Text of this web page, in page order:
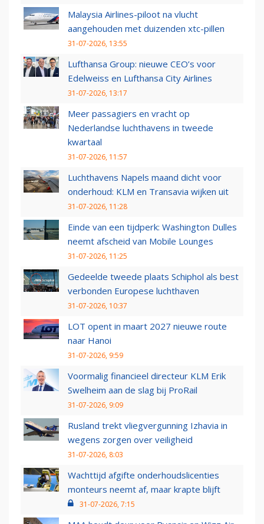
Malaysia Airlines-piloot na vlucht
aangehouden met duizenden xtc-pillen
31-07-2026, 13:55
Lufthansa Group: nieuwe CEO’s voor
Edelweiss en Lufthansa City Airlines
31-07-2026, 13:17
Meer passagiers en vracht op
Nederlandse luchthavens in tweede
kwartaal
31-07-2026, 11:57
Luchthavens Napels maand dicht voor
onderhoud: KLM en Transavia wijken uit
31-07-2026, 11:28
Einde van een tijdperk: Washington Dulles
neemt afscheid van Mobile Lounges
31-07-2026, 11:25
Gedeelde tweede plaats Schiphol als best
verbonden Europese luchthaven
31-07-2026, 10:37
LOT opent in maart 2027 nieuwe route
naar Hanoi
31-07-2026, 9:59
Voormalig financieel directeur KLM Erik
Swelheim aan de slag bij ProRail
31-07-2026, 9:09
Rusland trekt vliegvergunning Izhavia in
wegens zorgen over veiligheid
31-07-2026, 8:03
Wachttijd afgifte onderhoudslicenties
monteurs neemt af, maar krapte blijft
31-07-2026, 7:15